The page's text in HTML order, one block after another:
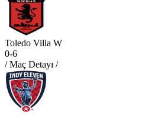
Toledo Villa W
0-6
/ Maç Detayı /